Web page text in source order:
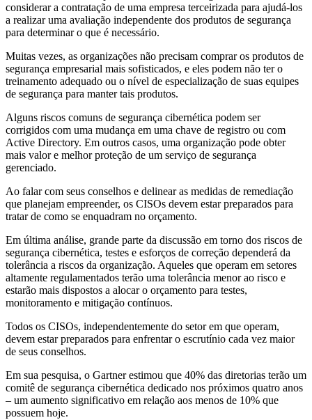
considerar a contratação de uma empresa terceirizada para ajudá-los
a realizar uma avaliação independente dos produtos de segurança
para determinar o que é necessário.
Muitas vezes, as organizações não precisam comprar os produtos de
segurança empresarial mais sofisticados, e eles podem não ter o
treinamento adequado ou o nível de especialização de suas equipes
de segurança para manter tais produtos.
Alguns riscos comuns de segurança cibernética podem ser
corrigidos com uma mudança em uma chave de registro ou com
Active Directory. Em outros casos, uma organização pode obter
mais valor e melhor proteção de um serviço de segurança
gerenciado.
Ao falar com seus conselhos e delinear as medidas de remediação
que planejam empreender, os CISOs devem estar preparados para
tratar de como se enquadram no orçamento.
Em última análise, grande parte da discussão em torno dos riscos de
segurança cibernética, testes e esforços de correção dependerá da
tolerância a riscos da organização. Aqueles que operam em setores
altamente regulamentados terão uma tolerância menor ao risco e
estarão mais dispostos a alocar o orçamento para testes,
monitoramento e mitigação contínuos.
Todos os CISOs, independentemente do setor em que operam,
devem estar preparados para enfrentar o escrutínio cada vez maior
de seus conselhos.
Em sua pesquisa, o Gartner estimou que 40% das diretorias terão um
comitê de segurança cibernética dedicado nos próximos quatro anos
– um aumento significativo em relação aos menos de 10% que
possuem hoje.